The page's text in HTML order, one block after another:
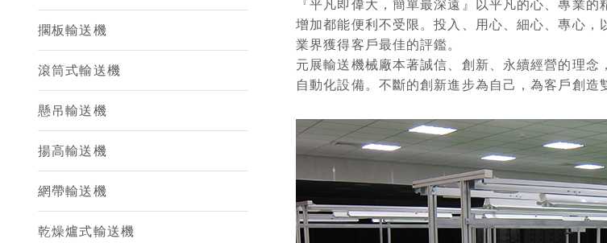
擱板輸送機
滾筒式輸送機
懸吊輸送機
揚高輸送機
網帶輸送機
乾燥爐式輸送機
『平凡即偉大，簡單最深遠』以平凡的心、專業
增加都能便利不受限。投入、用心、細心、專心
業界獲得客戶最佳的評鑑。
元展輸送機械廠本著誠信、創新、永續經營的理
自動化設備。不斷的創新進步為自己，為客戶創造